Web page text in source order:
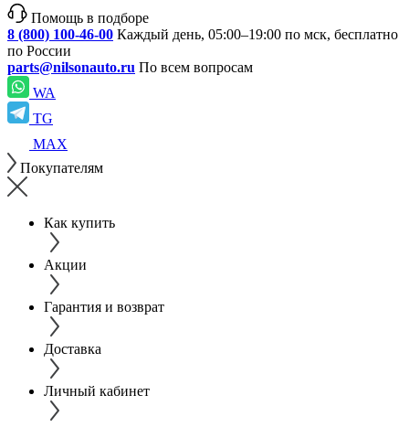
Помощь в подборе
8 (800) 100-46-00 Каждый день, 05:00–19:00 по мск, бесплатно
по России
parts@nilsonauto.ru По всем вопросам
WA
TG
MAX
Покупателям
Как купить
Акции
Гарантия и возврат
Доставка
Личный кабинет